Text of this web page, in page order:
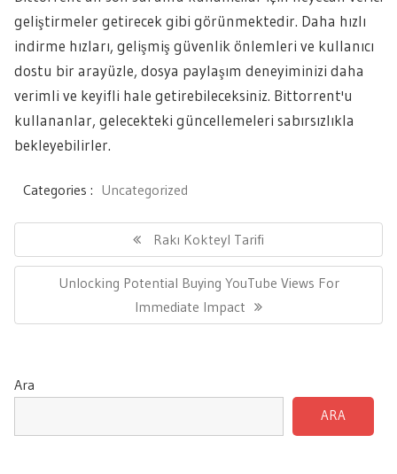
geliştirmeler getirecek gibi görünmektedir. Daha hızlı
indirme hızları, gelişmiş güvenlik önlemleri ve kullanıcı
dostu bir arayüzle, dosya paylaşım deneyiminizi daha
verimli ve keyifli hale getirebileceksiniz. Bittorrent'u
kullananlar, gelecekteki güncellemeleri sabırsızlıkla
bekleyebilirler.
Categories : Uncategorized
Previous
Post:
Rakı Kokteyl Tarifi
Next
Unlocking Potential Buying YouTube Views For
Immediate Impact
Ara
ARA